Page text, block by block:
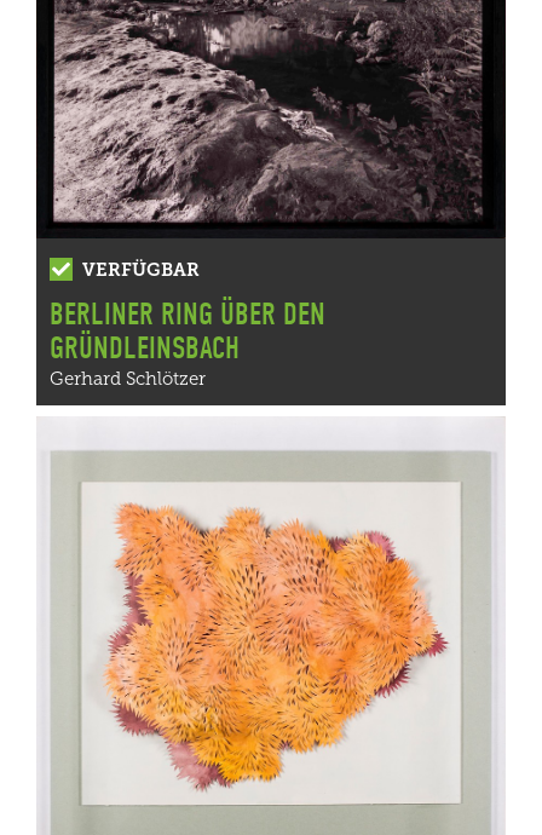
VERFÜGBAR
BERLINER RING ÜBER DEN
GRÜNDLEINSBACH
Gerhard Schlötzer